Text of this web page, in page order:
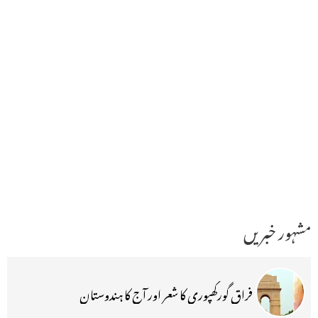
مشہور خبریں
فراق گورکھپوری کا شعر اور آج کا ہندوستان